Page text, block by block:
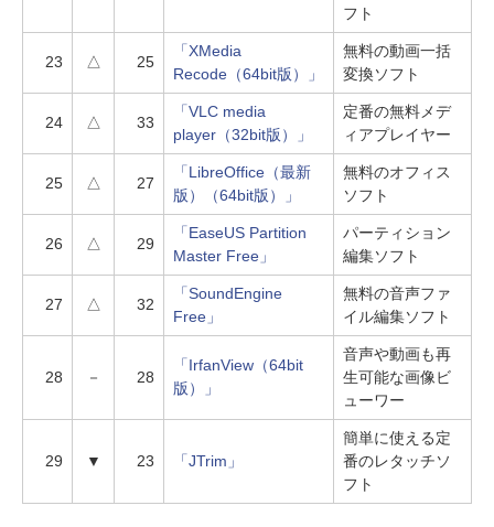
フト
23 △ 25
「XMedia
Recode（64bit版）」
無料の動画一括
変換ソフト
24 △ 33
「VLC media
player（32bit版）」
定番の無料メデ
ィアプレイヤー
25 △ 27
「LibreOffice（最新
版）（64bit版）」
無料のオフィス
ソフト
26 △ 29
「EaseUS Partition
Master Free」
パーティション
編集ソフト
27 △ 32
「SoundEngine
Free」
無料の音声ファ
イル編集ソフト
28 － 28
「IrfanView（64bit
版）」
音声や動画も再
生可能な画像ビ
ューワー
29 ▼ 23 「JTrim」
簡単に使える定
番のレタッチソ
フト